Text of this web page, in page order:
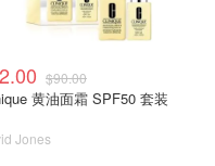
$90.00
黄油面霜 SPF50 套装
Jones